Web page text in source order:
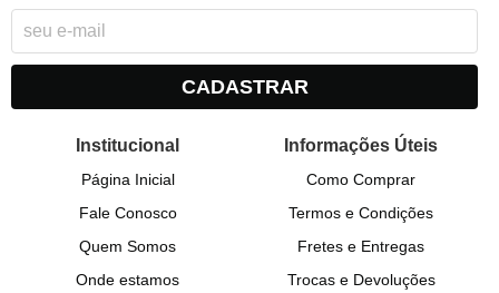
CADASTRAR
Institucional
Página Inicial
Fale Conosco
Quem Somos
Onde estamos
Informações Úteis
Como Comprar
Termos e Condições
Fretes e Entregas
Trocas e Devoluções